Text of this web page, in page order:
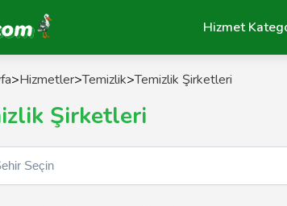
Hizmet
>Hizmetler>Temizlik>Temizlik Şirketleri
Şirketleri